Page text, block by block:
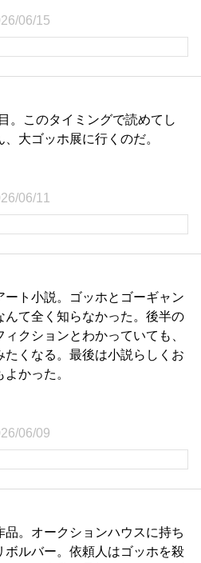
06/15
。このタイミングで読めてし
大ゴッホ展に行くのだ。
06/11
ート小説。ゴッホとゴーギャン
んて全く知らなかった。後半の
クションとわかっていても、
たくなる。最後は小説らしくお
かった。
06/09
品。オークションハウスに持ち
ボルバー。依頼人はゴッホを殺